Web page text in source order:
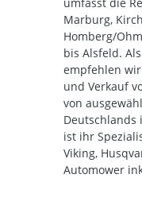
Marburg,
Homberg/
bis Alsfeld.
empfehlen
und Verkauf
von
Deutschlands
ist ihr
Viking,
Automower